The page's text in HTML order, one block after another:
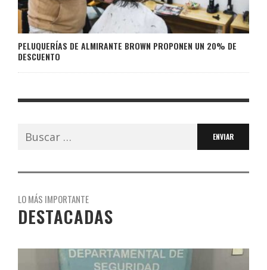
PELUQUERÍAS DE ALMIRANTE BROWN PROPONEN UN 20% DE
DESCUENTO
Buscar:
LO MÁS IMPORTANTE
DESTACADAS